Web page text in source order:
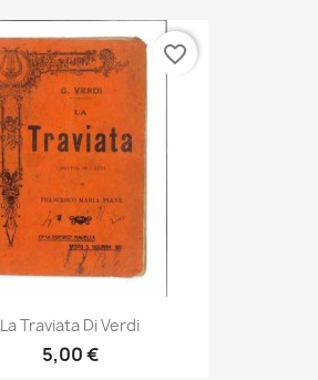
La Traviata Di Verdi
5,00 €
favorite_border